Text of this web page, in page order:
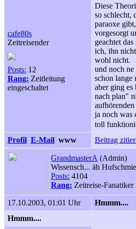
cafe80s
Zeitreisender
Posts: 12
Rang: Zeitleitung
eingeschaltet
Diese
so schlecht,
paraoxe
vorgesorgt
geachtet
ich, ihn
wohl nicht.
und noch
schon lange
aber ging es
nach plan"
ja noch was
toll
Profil E-Mail www Beitrag
GrandmasterA (Admin)
Wissensch... äh
Posts: 4104
Rang: Zeitreise-Fanatiker
17.10.2003, 01:01 Uhr
Hmmm....
Hmmm....